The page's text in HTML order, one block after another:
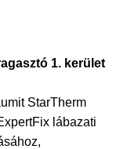
1. kerület
StarTherm
lábazati